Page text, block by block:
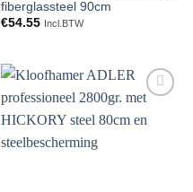
fiberglassteel 90cm
€54.55 Incl.BTW
aan